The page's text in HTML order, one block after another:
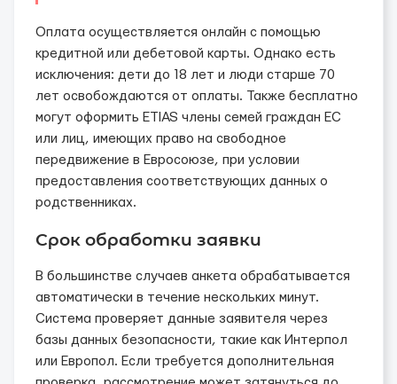
Оплата осуществляется онлайн с помощью
кредитной или дебетовой карты. Однако есть
исключения: дети до 18 лет и люди старше 70
лет освобождаются от оплаты. Также бесплатно
могут оформить ETIAS члены семей граждан ЕС
или лиц, имеющих право на свободное
передвижение в Евросоюзе, при условии
предоставления соответствующих данных о
родственниках.
Срок обработки заявки
В большинстве случаев анкета обрабатывается
автоматически в течение нескольких минут.
Система проверяет данные заявителя через
базы данных безопасности, такие как Интерпол
или Европол. Если требуется дополнительная